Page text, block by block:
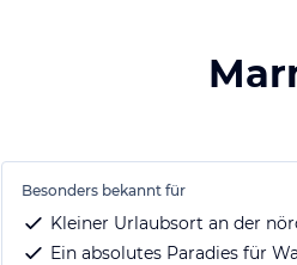
Besonders bekannt für
Kleiner Urlaubsort an der
Ein absolutes Paradies für